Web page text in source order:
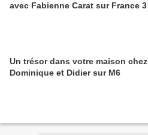
avec Fabienne Carat sur France 3
Un trésor dans votre maison chez
Dominique et Didier sur M6